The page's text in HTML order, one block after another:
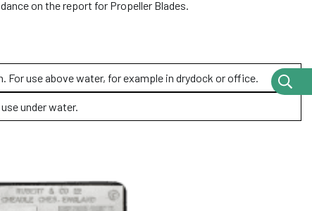
on the report for Propeller Blades.
For use above water, for example in drydock or office.
under water.